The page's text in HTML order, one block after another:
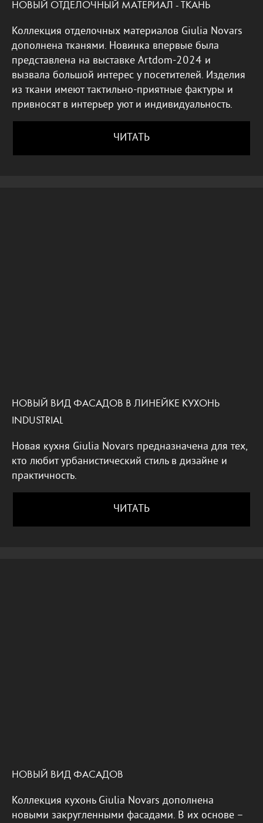
НОВЫЙ ОТДЕЛОЧНЫЙ МАТЕРИАЛ - ТКАНЬ
Коллекция отделочных материалов Giulia Novars
дополнена тканями. Новинка впервые была
представлена на выставке Artdom-2024 и
вызвала большой интерес у посетителей. Изделия
из ткани имеют тактильно-приятные фактуры и
привносят в интерьер уют и индивидуальность.
ЧИТАТЬ
НОВЫЙ ВИД ФАСАДОВ В ЛИНЕЙКЕ КУХОНЬ
INDUSTRIAL
Новая кухня Giulia Novars предназначена для тех,
кто любит урбанистический стиль в дизайне и
практичность.
ЧИТАТЬ
НОВЫЙ ВИД ФАСАДОВ
Коллекция кухонь Giulia Novars дополнена
новыми закругленными фасадами. В их основе –